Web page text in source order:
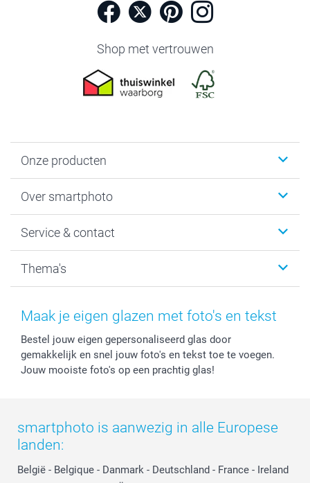
Shop met vertrouwen
Onze producten
Fotoboeken
Fotocadeaus
Kaarten
Over smartphoto
Vacatures
Bestelproces
Herroepingsrecht
Cookiebeleid
Reviews
Service & contact
Tevredenheidsgarantie
Mijn orderstatus
smartbonus
smartfriends
service@smartphoto.nl
Thema's
Baby
Moederdag
Vaderdag
Huwelijk
Maak je eigen glazen met foto's en tekst
Bestel jouw eigen gepersonaliseerd glas door
gemakkelijk en snel jouw foto's en tekst toe te voegen.
Jouw mooiste foto's op een prachtig glas!
smartphoto is aanwezig in alle Europese
landen:
België - Belgique - Danmark - Deutschland - France - Ireland